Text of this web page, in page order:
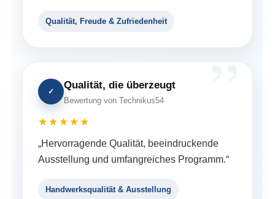
Qualität, Freude & Zufriedenheit
✓
Qualität, die überzeugt
Bewertung von Technikus54
★★★★★
„Hervorragende Qualität, beeindruckende
Ausstellung und umfangreiches Programm.“
Handwerksqualität & Ausstellung